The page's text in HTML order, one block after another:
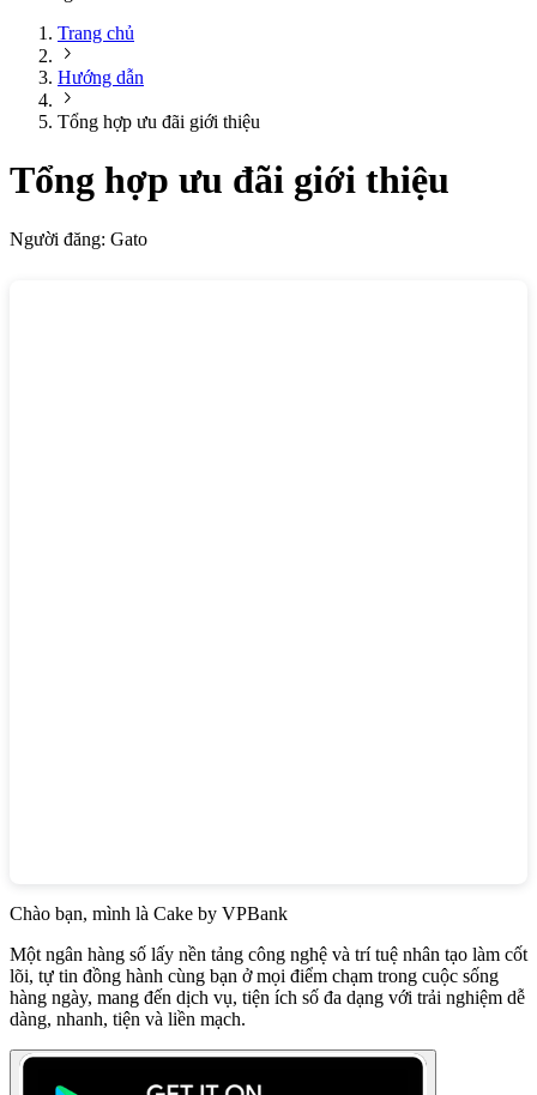
Trang chủ
Hướng dẫn
Tổng hợp ưu đãi giới thiệu
Tổng hợp ưu đãi giới thiệu
Người đăng: Gato
Chào bạn, mình là Cake by VPBank
Một ngân hàng số lấy nền tảng công nghệ và trí tuệ nhân tạo làm cốt
lõi, tự tin đồng hành cùng bạn ở mọi điểm chạm trong cuộc sống
hàng ngày, mang đến dịch vụ, tiện ích số đa dạng với trải nghiệm dễ
dàng, nhanh, tiện và liền mạch.